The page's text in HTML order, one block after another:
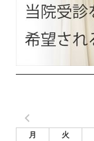
月 火